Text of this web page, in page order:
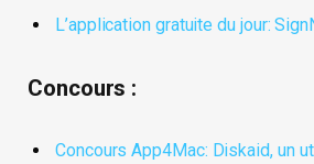
L’application gratuite du jour:
Concours :
Concours App4Mac: Diskaid, un